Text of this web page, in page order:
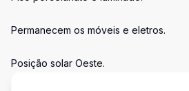
Permanecem os móveis e eletros.
Posição solar Oeste.